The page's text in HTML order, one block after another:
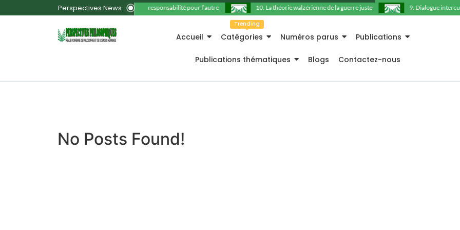
Perspectives News 11. La responsabilité pour l’autre 10. La théorie walzérienne de la guerre juste 9. Dialogue
Accueil Catégories
Trending
Numéros parus Publications
Publications thématiques Blogs Contactez-nous
No Posts Found!